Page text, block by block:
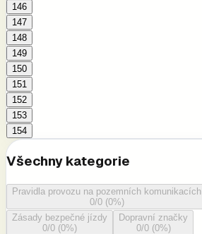
146
147
148
149
150
151
152
153
154
Všechny kategorie
Pravidla provozu na pozemních komunikacích
0/0(0%)
Zásady bezpečné jízdy
0/0 (0%)
Dopravní značky
0/0(0%)